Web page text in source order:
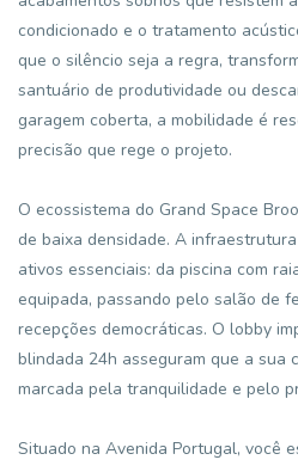
condicionado e o tratamento
que o silêncio seja a regra,
santuário de produtividade ou
garagem coberta, a mobilidade é
precisão que rege o projeto.
O ecossistema do Grand Space
de baixa densidade. A
ativos essenciais: da piscina com
equipada, passando pelo salão de
recepções democráticas. O lobby
blindada 24h asseguram que a sua
marcada pela tranquilidade e pelo
Situado na Avenida Portugal, você